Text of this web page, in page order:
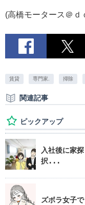
(高橋モータース＠ｄ
賃貸 専門家. 掃除
関連記事
ピックアップ
入社後に家
択...
ズボラ女子